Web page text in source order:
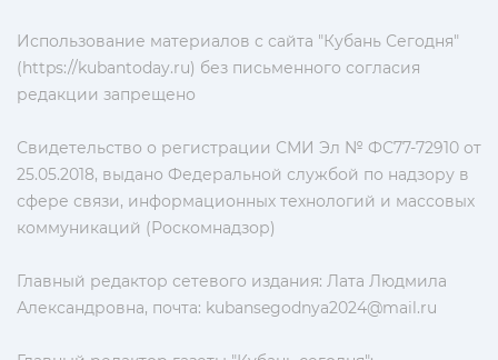
Использование материалов с сайта "Кубань Сегодня"
(https://kubantoday.ru) без письменного согласия
редакции запрещено
Свидетельство о регистрации СМИ Эл № ФС77-72910 от
25.05.2018, выдано Федеральной службой по надзору в
сфере связи, информационных технологий и массовых
коммуникаций (Роскомнадзор)
Главный редактор сетевого издания: Лата Людмила
Александровна, почта: kubansegodnya2024@mail.ru